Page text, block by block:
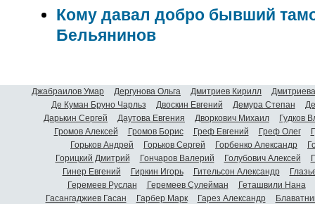
Кому давал добро бывший
Бельянинов
Джабраилов Умар Дергунова Ольга Дмитриев Кирилл
Де Куман Бруно Чарльз
Двоскин Евгений Демура Степан
Дарькин Сергей
Даутова Евгения Дворкович Михаил
Гудков
Громов Алексей
Громов Борис Греф Евгений Греф Олег
Горьков Андрей
Горьков Сергей Горбенко Александр
Горицкий Дмитрий
Гончаров Валерий Голубович Алексей
Гинер Евгений
Гиркин Игорь Гительсон Александр
Геремеев Руслан
Геремеев Сулейман
Геташвили Нана
Гасангаджиев Гасан
Гарбер Марк Гарез Александр